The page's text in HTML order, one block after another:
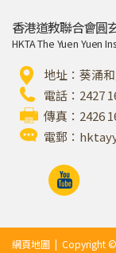
香港道教聯合會圓
HKTA The Yuen Yuen
地址：葵涌
電話：2427
傳真：2426
電郵：
網頁地圖 | Copyright ©